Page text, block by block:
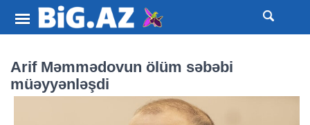
Arif Məmmədovun ölüm səbəbi
müəyyənləşdi